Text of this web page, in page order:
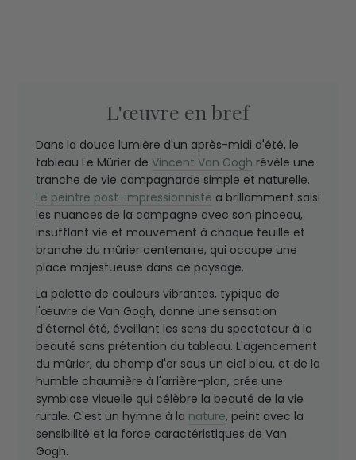
L'œuvre en bref
Dans la douce lumière d'un après-midi d'été, le
tableau Le Mûrier de Vincent Van Gogh révèle une
tranche de vie campagnarde simple et naturelle.
Le peintre post-impressionniste a brillamment saisi
les nuances de la campagne avec son pinceau,
insufflant vie et mouvement à chaque feuille et
branche du mûrier centenaire, qui occupe une
place majestueuse dans ce paysage.
La palette de couleurs vibrantes, typique de
l'œuvre de Van Gogh, donne une sensation
d'éternel été, éveillant les sens du spectateur à la
beauté sans prétention du tableau. L'agencement
du mûrier, du champ d'or sous un ciel bleu, et de la
humble chaumière à l'arrière-plan, crée une
symbiose visuelle qui célèbre la beauté de la vie
rurale. C'est un hymne à la nature, peint avec la
sensibilité et la force caractéristiques de Van
Gogh.